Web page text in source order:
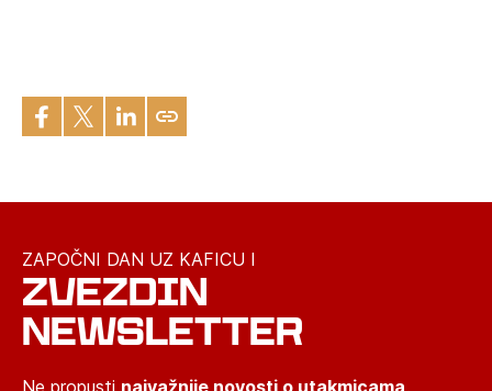
ZAPOČNI DAN UZ KAFICU I
ZVEZDIN
NEWSLETTER
Ne propusti najvažnije novosti o utakmicama,